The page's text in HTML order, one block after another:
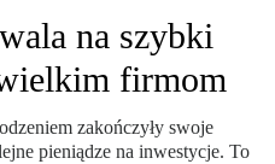
na szybki
firmom
zakończyły swoje
pieniądze na inwestycje. To